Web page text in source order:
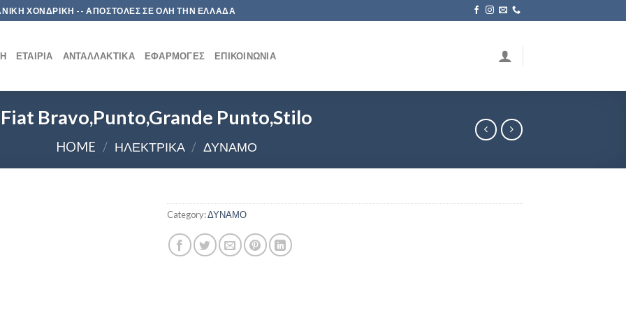
ΧΟΝΔΡΙΚΗ -- ΑΠΟΣΤΟΛΕΣ ΣΕ ΟΛΗ ΤΗΝ ΕΛΛΑΔΑ
ΕΤΑΙΡΊΑ ΑΝΤΑΛΛΑΚΤΙΚΆ ΕΦΑΡΜΟΓΈΣ ΕΠΙΚΟΙΝΩΝΊΑ
Fiat Bravo,Punto,Grande Punto,Stilo
HOME / ΗΛΕΚΤΡΙΚΑ / ΔΥΝΑΜΟ
Category:ΔΥΝΑΜΟ